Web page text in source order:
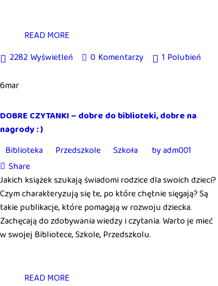
READ MORE
2282 Wyświetleń 0 Komentarzy 1 Polubień
6mar
DOBRE CZYTANKI – dobre do biblioteki, dobre na
nagrody : )
Biblioteka
Przedszkole Szkoła byadm001
Share
Jakich książek szukają świadomi rodzice dla swoich dzieci?
Czym charakteryzują się te, po które chętnie sięgają? Są
takie publikacje, które pomagają w rozwoju dziecka.
Zachęcają do zdobywania wiedzy i czytania. Warto je mieć
w swojej Bibliotece, Szkole, Przedszkolu.
READ MORE